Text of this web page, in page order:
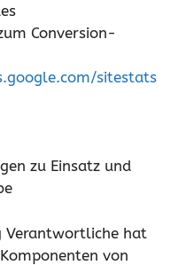
Conversion-
sitestats
zu Einsatz und
Verantwortliche hat
von